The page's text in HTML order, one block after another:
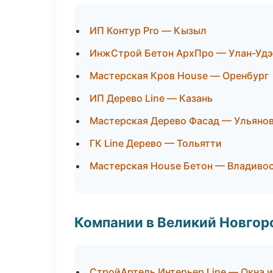
ИП Контур Pro — Кызыл
ИнжСтрой Бетон АрхПро — Улан-Удэ
Мастерская Кров House — Оренбург
ИП Дерево Line — Казань
Мастерская Дерево Фасад —
ГК Line Дерево — Тольятти
Мастерская House Бетон —
Компании в Великий